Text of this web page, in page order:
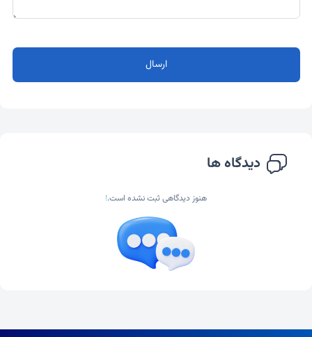
ارسال
دیدگاه ها
هنوز دیدگاهی ثبت نشده است.!